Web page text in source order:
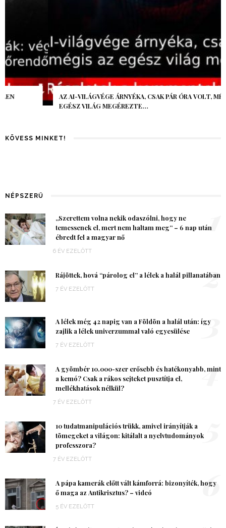
AZ AI-VILÁGVÉGE ÁRNYÉKA, CSAK PÁR ÓRA VOLT, MÉGIS AZ
EGÉSZ VILÁG MEGÉREZTE…
KÖVESS MINKET!
NÉPSZERŰ
„Szerettem volna nekik odaszólni, hogy ne
temessenek el, mert nem haltam meg” – 6 nap után
ébredt fel a magyar nő
6 ÉV EZELŐTT
1
Rájöttek, hová “párolog el” a lélek a halál pillanatában
7 ÉV EZELŐTT 2
A lélek még 42 napig van a Földön a halál után: így
zajlik a lélek univerzummal való egyesülése
7 ÉV EZELŐTT
3
A gyömbér 10.000-szer erősebb és hatékonyabb, mint
a kemó? Csak a rákos sejteket pusztítja el,
mellékhatások nélkül?
7 ÉV EZELŐTT
4
10 tudatmanipulációs trükk, amivel irányítják a
tömegeket a világon: kitálalt a nyelvtudományok
professzora?
7 ÉV EZELŐTT
A pápa kamerák előtt vált kámforrá: bizonyíték, hogy
ő maga az Antikrisztus? – videó
5 ÉV EZELŐTT
6